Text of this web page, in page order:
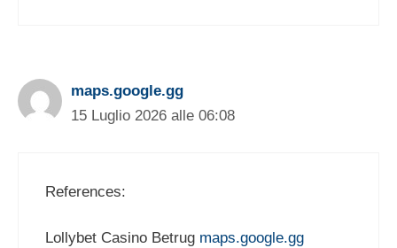
maps.google.gg
15 Luglio 2026 alle 06:08
References:
Lollybet Casino Betrug maps.google.gg